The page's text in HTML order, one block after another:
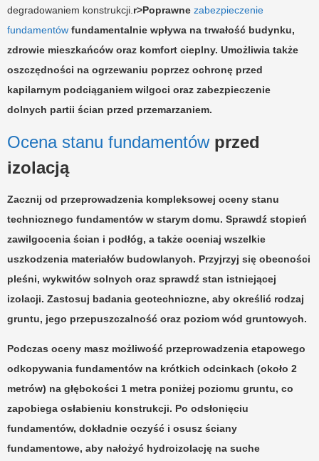
degradowaniem konstrukcji. r>Poprawne zabezpieczenie
fundamentów fundamentalnie wpływa na trwałość budynku,
zdrowie mieszkańców oraz komfort cieplny. Umożliwia także
oszczędności na ogrzewaniu poprzez ochronę przed
kapilarnym podciąganiem wilgoci oraz zabezpieczenie
dolnych partii ścian przed przemarzaniem.
Ocena stanu fundamentówprzed
izolacją
Zacznij od przeprowadzenia kompleksowej oceny stanu
technicznego fundamentów w starym domu. Sprawdź stopień
zawilgocenia ścian i podłóg, a także oceniaj wszelkie
uszkodzenia materiałów budowlanych. Przyjrzyj się obecności
pleśni, wykwitów solnych oraz sprawdź stan istniejącej
izolacji. Zastosuj badania geotechniczne, aby określić rodzaj
gruntu, jego przepuszczalność oraz poziom wód gruntowych.
Podczas oceny masz możliwość przeprowadzenia etapowego
odkopywania fundamentów na krótkich odcinkach (około 2
metrów) na głębokości 1 metra poniżej poziomu gruntu, co
zapobiega osłabieniu konstrukcji. Po odsłonięciu
fundamentów, dokładnie oczyść i osusz ściany
fundamentowe, aby nałożyć hydroizolację na suche